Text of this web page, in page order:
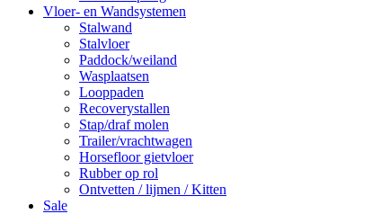
Vloer- en Wandsystemen
Stalwand
Stalvloer
Paddock/weiland
Wasplaatsen
Looppaden
Recoverystallen
Stap/draf molen
Trailer/vrachtwagen
Horsefloor gietvloer
Rubber op rol
Ontvetten / lijmen / Kitten
Sale